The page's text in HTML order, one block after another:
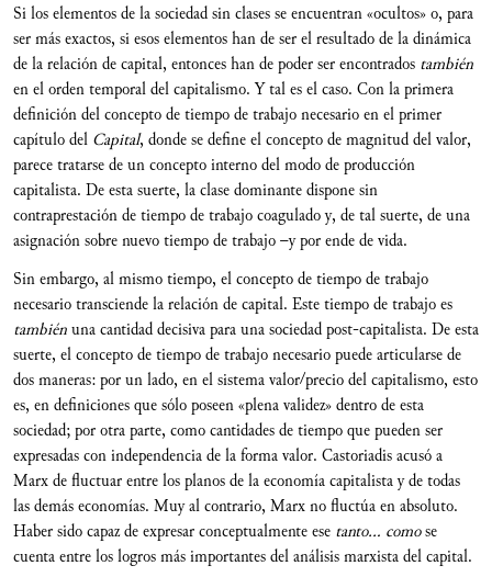
Si los elementos de la sociedad sin clases se encuentran «ocultos» o, para
ser más exactos, si esos elementos han de ser el resultado de la dinámica
de la relación de capital, entonces han de poder ser encontrados también
en el orden temporal del capitalismo. Y tal es el caso. Con la primera
definición del concepto de tiempo de trabajo necesario en el primer
capítulo del Capital, donde se define el concepto de magnitud del valor,
parece tratarse de un concepto interno del modo de producción
capitalista. De esta suerte, la clase dominante dispone sin
contraprestación de tiempo de trabajo coagulado y, de tal suerte, de una
asignación sobre nuevo tiempo de trabajo –y por ende de vida.
Sin embargo, al mismo tiempo, el concepto de tiempo de trabajo
necesario transciende la relación de capital. Este tiempo de trabajo es
tambiénuna cantidad decisiva para una sociedad post-capitalista. De esta
suerte, el concepto de tiempo de trabajo necesario puede articularse de
dos maneras: por un lado, en el sistema valor/precio del capitalismo, esto
es, en definiciones que sólo poseen «plena validez» dentro de esta
sociedad; por otra parte, como cantidades de tiempo que pueden ser
expresadas con independencia de la forma valor. Castoriadis acusó a
Marx de fluctuar entre los planos de la economía capitalista y de todas
las demás economías. Muy al contrario, Marx no fluctúa en absoluto.
Haber sido capaz de expresar conceptualmente ese tanto... comose
cuenta entre los logros más importantes del análisis marxista del capital.